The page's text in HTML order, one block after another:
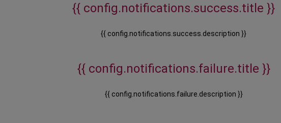
{{ config.notifications.success.title }}
{{ config.notifications.success.description }}
{{ config.notifications.failure.title }}
{{ config.notifications.failure.description }}